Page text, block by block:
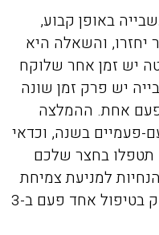
באופן קבוע,
והשאלה היא
יש זמן אחר שלוקח
יש פרק זמן שונה
אחת. ההמלצה
פעמיים בשנה, וכדאי
תטפלו בחצר שלכם
למניעת צמיחת
העשבייה, תוכלו אפילו להסתפק בטיפול אחד פעם ב-3